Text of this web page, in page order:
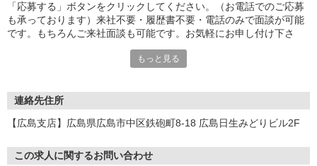
「応募する」ボタンをクリックしてください。（お電話でのご応募
も承っております）来社不要・履歴書不要・電話のみで面談が可能
です。もちろんご来社面談も可能です。お気軽にお申し付け下さ
もっと見る
連絡先住所
【広島支店】広島県広島市中区鉄砲町8-18 広島日生みどりビル2F
この求人に関するお問い合わせ